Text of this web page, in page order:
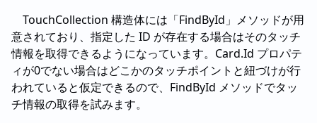
TouchCollection 構造体には「FindById」メソッドが用
意されており、指定した ID が存在する場合はそのタッチ
情報を取得できるようになっています。Card.Id プロパテ
ィが0でない場合はどこかのタッチポイントと紐づけが行
われていると仮定できるので、FindById メソッドでタッ
チ情報の取得を試みます。